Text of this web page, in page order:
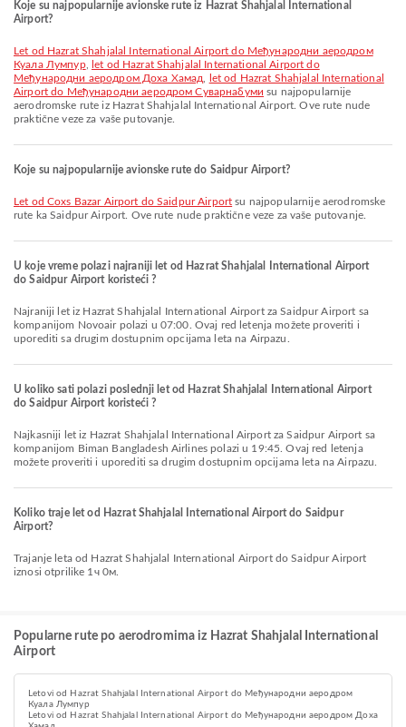
Koje su najpopularnije avionske rute iz Hazrat Shahjalal International
Airport?
let od Hazrat Shahjalal International Airport do Међународни аеродром
Куала Лумпур,
let od Hazrat Shahjalal International Airport do
Међународни аеродром Доха Хамад
let od Hazrat Shahjalal International
Airport do Међународни аеродром Суварнабуми su najpopularnije
aerodromske rute iz Hazrat Shahjalal International Airport. Ove rute nude
praktične veze za vaše putovanje.
Koje su najpopularnije avionske rute do Saidpur Airport?
let od Coxs Bazar Airport do Saidpur Airport su najpopularnije aerodromske
rute ka Saidpur Airport. Ove rute nude praktične veze za vaše putovanje.
U koje vreme polazi najraniji let od Hazrat Shahjalal International Airport
do Saidpur Airport koristeći ?
Najraniji let iz Hazrat Shahjalal International Airport za Saidpur Airport sa
kompanijom Novoair polazi u 07:00. Ovaj red letenja možete proveriti i
uporediti sa drugim dostupnim opcijama leta na Airpazu.
U koliko sati polazi poslednji let od Hazrat Shahjalal International Airport
do Saidpur Airport koristeći ?
Najkasniji let iz Hazrat Shahjalal International Airport za Saidpur Airport sa
kompanijom Biman Bangladesh Airlines polazi u 19:45. Ovaj red letenja
možete proveriti i uporediti sa drugim dostupnim opcijama leta na Airpazu.
Koliko traje let od Hazrat Shahjalal International Airport do Saidpur
Airport?
Trajanje leta od Hazrat Shahjalal International Airport do Saidpur Airport
iznosi otprilike 1ч 0м.
Popularne rute po aerodromima iz Hazrat Shahjalal International
Airport
Letovi od Hazrat Shahjalal International Airport do Међународни аеродром
Куала Лумпур
Letovi od Hazrat Shahjalal International Airport do Међународни аеродром Доха